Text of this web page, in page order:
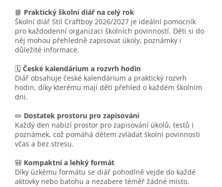
📘 Praktický školní diář na celý rok
Školní diář Stil Craftboy 2026/2027 je ideální pomocník
pro každodenní organizaci školních povinností. Děti si do
něj mohou přehledně zapisovat úkoly, poznámky i
důležité informace.
🗓️ České kalendárium a rozvrh hodin
Diář obsahuje české kalendárium a praktický rozvrh
hodin, díky kterému mají děti přehled o každém školním
dni.
✏️ Dostatek prostoru pro zapisování
Každý den nabízí prostor pro zapisování úkolů, testů i
poznámek, což pomáhá dětem zvládat školní povinnosti
včas a bez stresu.
🎒 Kompaktní a lehký formát
Díky úzkému formátu se diář pohodlně vejde do každé
aktovky nebo batohu a nezabere téměř žádné místo.